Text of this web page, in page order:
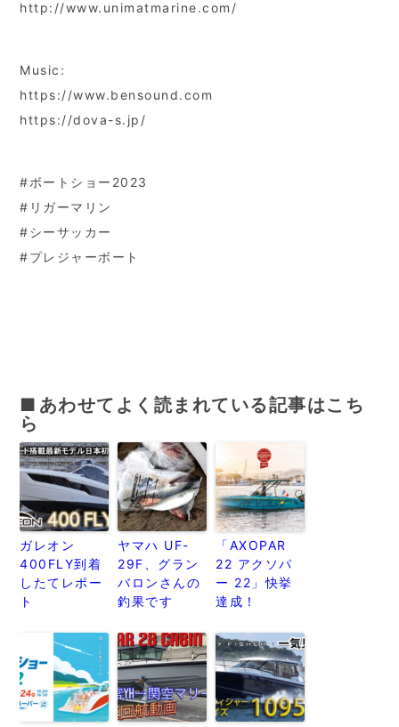
http://www.unimatmarine.com/
Music:
https://www.bensound.com
https://dova-s.jp/
#ボートショー2023
#リガーマリン
#シーサッカー
#プレジャーボート
あわせてよく読まれている記事はこち
ら
ガレオン
400FLY到着
したてレポー
ト
ヤマハ UF-
29F、グラン
バロンさんの
釣果です
「AXOPAR
22 アクソパ
ー 22」快挙
達成！